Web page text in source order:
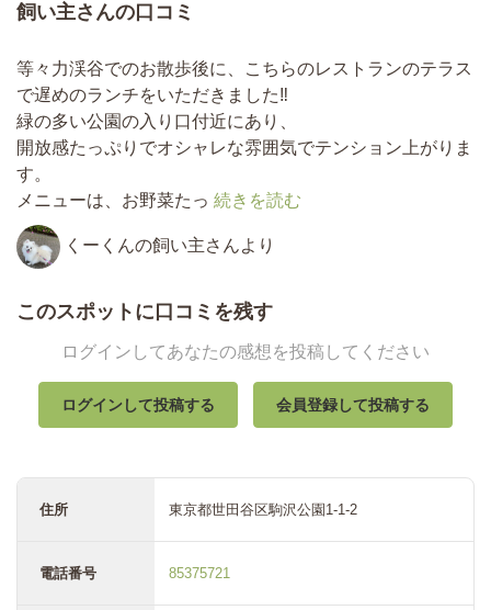
飼い主さんの口コミ
等々力渓谷でのお散歩後に、こちらのレストランのテラス
で遅めのランチをいただきました‼︎
緑の多い公園の入り口付近にあり、
開放感たっぷりでオシャレな雰囲気でテンション上がりま
す。
メニューは、お野菜たっ 続きを読む
くーくんの飼い主さんより
このスポットに口コミを残す
ログインしてあなたの感想を投稿してください
ログインして投稿する 会員登録して投稿する
住所 東京都世田谷区駒沢公園1-1-2
電話番号 85375721